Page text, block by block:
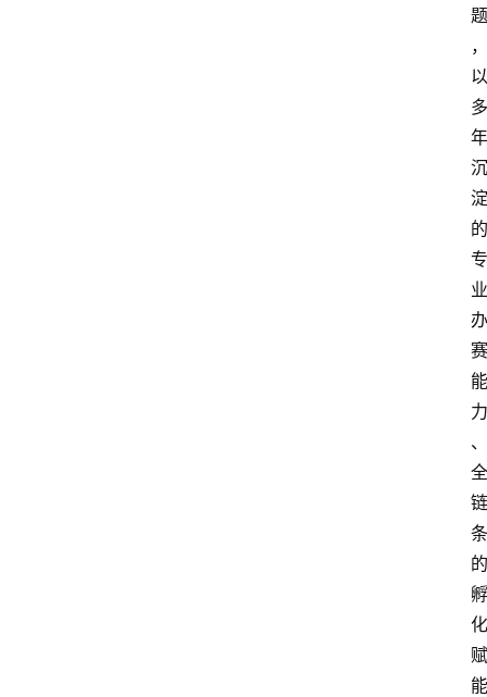
题
，
以
多
年
沉
淀
的
专
业
办
赛
能
力
、
全
链
条
的
孵
化
赋
能